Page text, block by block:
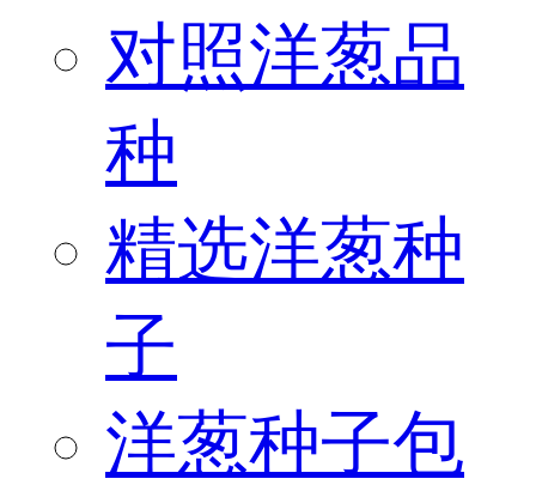
对照洋葱品
种
精选洋葱种
子
洋葱种子包